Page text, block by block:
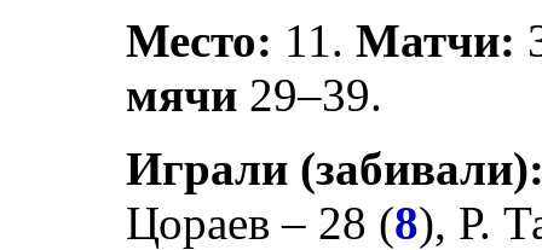
Место: 11.Матчи:
мячи 29–39.
Играли
Цораев – 28 (8), Р.